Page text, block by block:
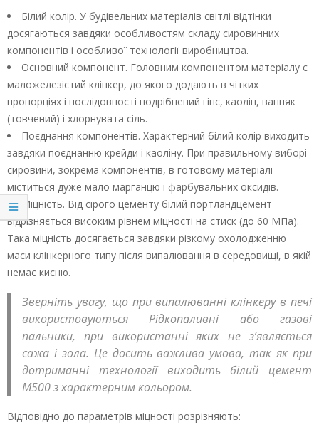
Білий колір. У будівельних матеріалів світлі відтінки
досягаються завдяки особливостям складу сировинних
компонентів і особливої технології виробництва.
Основний компонент. Головним компонентом матеріалу є
маложелезістий клінкер, до якого додають в чітких
пропорціях і послідовності подрібнений гіпс, каолін, вапняк
(товчений) і хлорнувата сіль.
Поєднання компонентів. Характерний білий колір виходить
завдяки поєднанню крейди і каоліну. При правильному виборі
сировини, зокрема компонентів, в готовому матеріалі
міститься дуже мало марганцю і фарбувальних оксидів.
Міцність. Від сірого цементу білий портландцемент
відрізняється високим рівнем міцності на стиск (до 60 МПа).
Така міцність досягається завдяки різкому охолодженню
маси клінкерного типу після випалювання в середовищі, в якій
немає кисню.
Зверніть увагу, що при випалюванні клінкеру в печі
використовуються Рідкопаливні або газові
пальники, при використанні яких не з’являється
сажа і зола. Це досить важлива умова, так як при
дотриманні технології виходить білий цемент
М500 з характерним кольором.
Відповідно до параметрів міцності розрізняють: